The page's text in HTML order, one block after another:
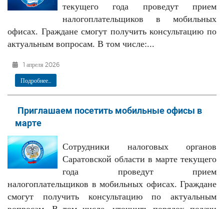
текущего года проведут прием
налогоплательщиков в мобильных
офисах. Граждане смогут получить консультацию по
актуальным вопросам. В том числе:...
1 апреля 2026
Подробнее...
Приглашаем посетить мобильные офисы в
марте
Сотрудники налоговых органов
Саратовской области в марте текущего
года проведут прием
налогоплательщиков в мобильных офисах. Граждане
смогут получить консультацию по актуальным